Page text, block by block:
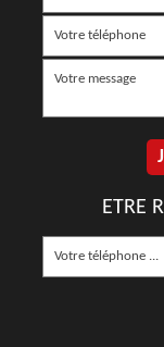
ETRE